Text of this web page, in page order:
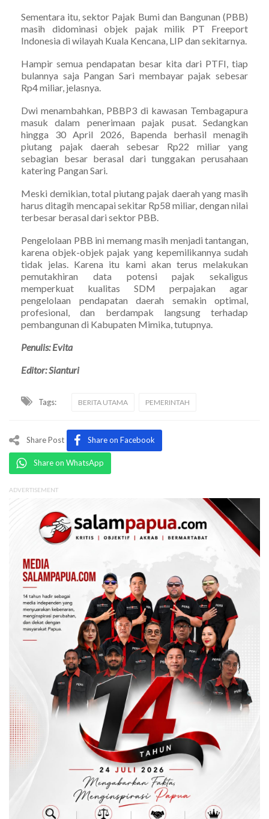
Sementara itu, sektor Pajak Bumi dan Bangunan (PBB)
masih didominasi objek pajak milik PT Freeport
Indonesia di wilayah Kuala Kencana, LIP dan sekitarnya.
Hampir semua pendapatan besar kita dari PTFI, tiap
bulannya saja Pangan Sari membayar pajak sebesar
Rp4 miliar, jelasnya.
Dwi menambahkan, PBBP3 di kawasan Tembagapura
masuk dalam penerimaan pajak pusat. Sedangkan
hingga 30 April 2026, Bapenda berhasil menagih
piutang pajak daerah sebesar Rp22 miliar yang
sebagian besar berasal dari tunggakan perusahaan
katering Pangan Sari.
Meski demikian, total piutang pajak daerah yang masih
harus ditagih mencapai sekitar Rp58 miliar, dengan nilai
terbesar berasal dari sektor PBB.
Pengelolaan PBB ini memang masih menjadi tantangan,
karena objek-objek pajak yang kepemilikannya sudah
tidak jelas. Karena itu kami akan terus melakukan
pemutakhiran data potensi pajak sekaligus
memperkuat kualitas SDM perpajakan agar
pengelolaan pendapatan daerah semakin optimal,
profesional, dan berdampak langsung terhadap
pembangunan di Kabupaten Mimika, tutupnya.
Penulis: Evita
Editor: Sianturi
Tags: BERITA UTAMA PEMERINTAH
Share Post Share on Facebook
Share on WhatsApp
ADVERTISEMENT